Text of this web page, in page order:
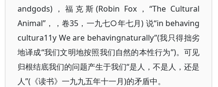
andgods)，福克斯(Robin Fox，“The Cultural
Animal”，，卷35，一九七○年七月) 说“in behaving
cultura11y We are behavingnaturally”(我只得拙劣
地译成“我们文明地按照我们自然的本性行为”)。可见
归根结底我们的问题产生于我们“是人，不是人，还是
人”(《读书》一九九五年十一月)的矛盾中。